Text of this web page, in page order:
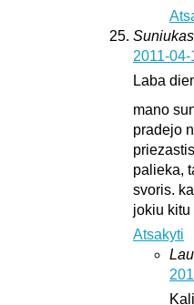
2011-
Laba
mano
pradejo
palieka,
svoris.
jokiu kitu
Atsakyti